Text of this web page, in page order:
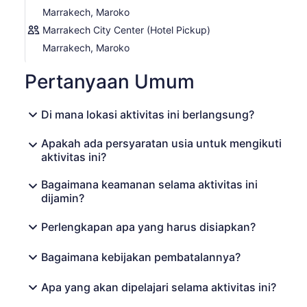
Marrakech, Maroko
Marrakech City Center (Hotel Pickup)
Marrakech, Maroko
Pertanyaan Umum
Di mana lokasi aktivitas ini berlangsung?
Apakah ada persyaratan usia untuk mengikuti
aktivitas ini?
Bagaimana keamanan selama aktivitas ini
dijamin?
Perlengkapan apa yang harus disiapkan?
Bagaimana kebijakan pembatalannya?
Apa yang akan dipelajari selama aktivitas ini?